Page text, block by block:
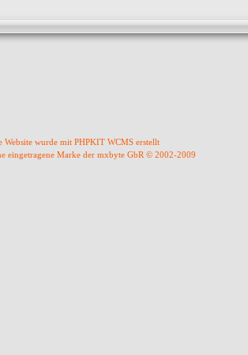
Website wurde mit PHPKIT WCMS erstellt
eingetragene Marke der mxbyte GbR © 2002-2009